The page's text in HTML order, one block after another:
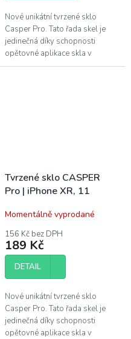
Nové unikátní tvrzené sklo
Casper Pro. Tato řada skel je
jedinečná díky schopnosti
opětovné aplikace skla v
případě špatného
Tvrzené sklo CASPER
Pro | iPhone XR, 11
Momentálně vyprodané
156 Kč bez DPH
189 Kč
DETAIL
Nové unikátní tvrzené sklo
Casper Pro. Tato řada skel je
jedinečná díky schopnosti
opětovné aplikace skla v